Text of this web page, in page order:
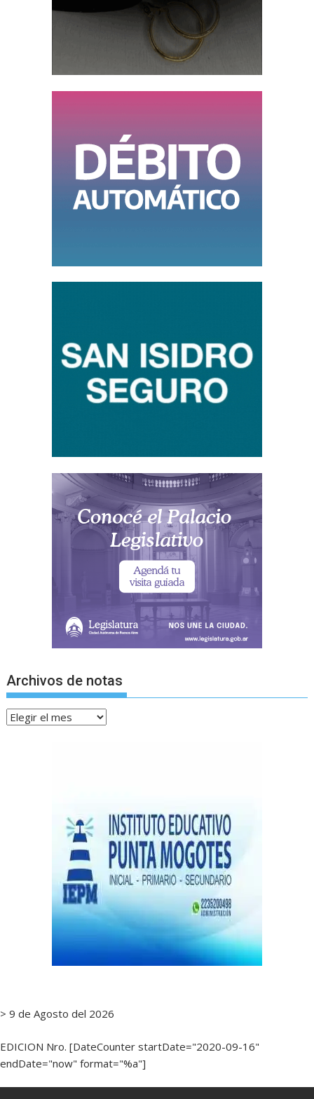
Archivos de notas
Archivos
> 9 de Agosto del 2026
EDICION Nro. [DateCounter startDate="2020-09-16"
endDate="now" format="%a"]